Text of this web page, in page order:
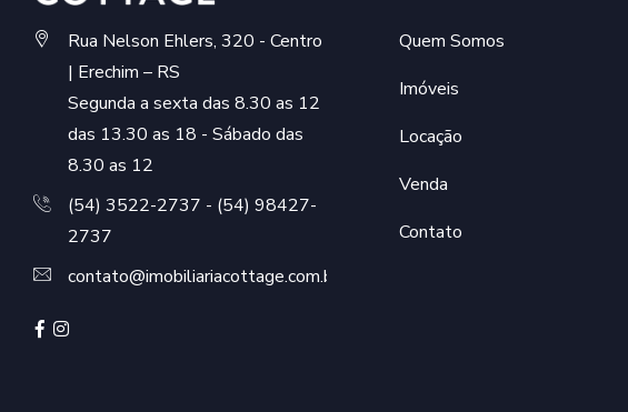
Rua Nelson Ehlers, 320 - Centro
| Erechim – RS
Segunda a sexta das 8.30 as 12
das 13.30 as 18 - Sábado das
8.30 as 12
(54) 3522-2737 - (54) 98427-
2737
contato@imobiliariacottage.com.br
Quem Somos
Imóveis
Locação
Venda
Contato